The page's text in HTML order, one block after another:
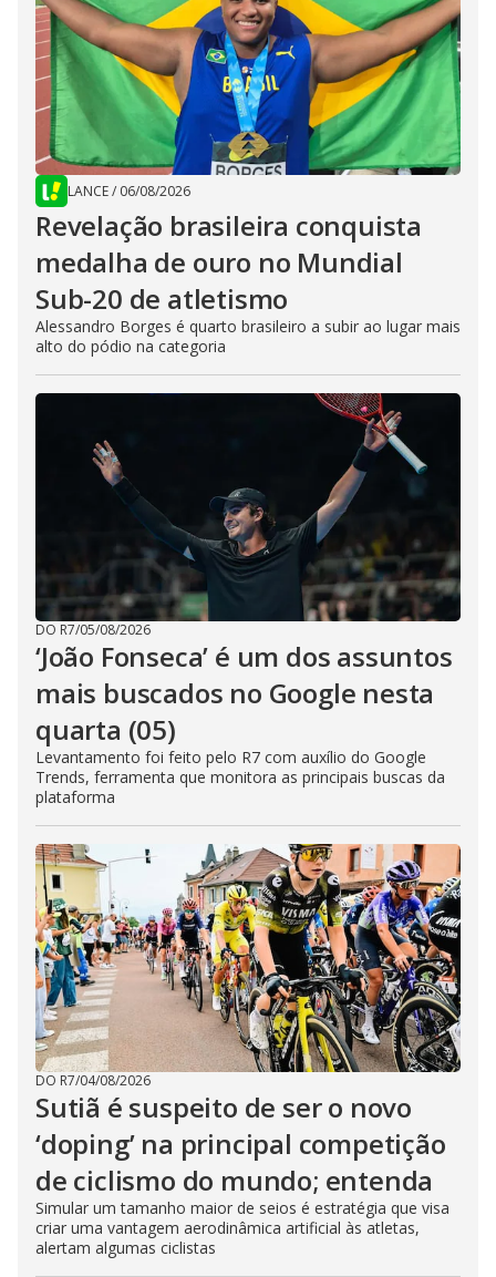
LANCE/ 06/08/2026
Revelação brasileira conquista
medalha de ouro no Mundial
Sub-20 de atletismo
Alessandro Borges é quarto brasileiro a subir ao lugar mais
alto do pódio na categoria
DO R7/05/08/2026
‘João Fonseca’ é um dos assuntos
mais buscados no Google nesta
quarta (05)
Levantamento foi feito pelo R7 com auxílio do Google
Trends, ferramenta que monitora as principais buscas da
plataforma
DO R7/04/08/2026
Sutiã é suspeito de ser o novo
‘doping’ na principal competição
de ciclismo do mundo; entenda
Simular um tamanho maior de seios é estratégia que visa
criar uma vantagem aerodinâmica artificial às atletas,
alertam algumas ciclistas